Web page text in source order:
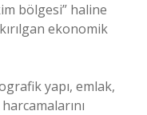
bölgesi” haline
ekonomik
yapı, emlak,